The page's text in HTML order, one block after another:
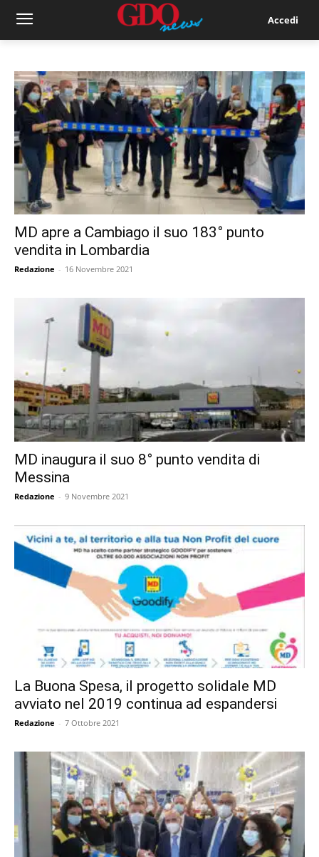
Accedi
MD apre a Cambiago il suo 183° punto
vendita in Lombardia
Redazione - 16 Novembre 2021
MD inaugura il suo 8° punto vendita di
Messina
Redazione - 9 Novembre 2021
La Buona Spesa, il progetto solidale MD
avviato nel 2019 continua ad espandersi
Redazione - 7 Ottobre 2021